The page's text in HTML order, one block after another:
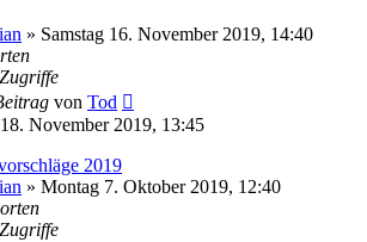
» Samstag 16. November 2019, 14:40
Zugriffe
von Tod
November 2019, 13:45
2019
» Montag 7. Oktober 2019, 12:40
Zugriffe